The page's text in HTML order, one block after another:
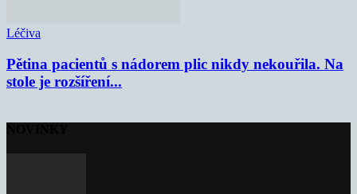
Léčiva
Pětina pacientů s nádorem plic nikdy nekouřila. Na
stole je rozšíření...